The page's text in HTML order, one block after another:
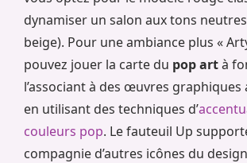
dynamiser un salon aux tons
beige). Pour une ambiance plus «
pouvez jouer la carte du pop artà
l’associant à des œuvres graphiques
en utilisant des techniques d’
couleurs pop. Le fauteuil Up
compagnie d’autres icônes du